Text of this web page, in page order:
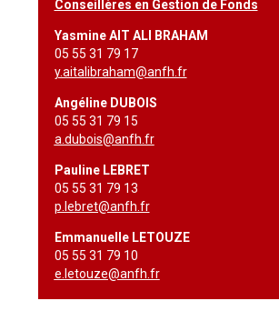
Conseillères en Gestion de Fonds
Yasmine AIT ALI BRAHAM
05 55 31 79 17
y.aitalibraham@anfh.fr
Angéline DUBOIS
05 55 31 79 15
a.dubois@anfh.fr
Pauline LEBRET
05 55 31 79 13
p.lebret@anfh.fr
Emmanuelle LETOUZE
05 55 31 79 10
e.letouze@anfh.fr